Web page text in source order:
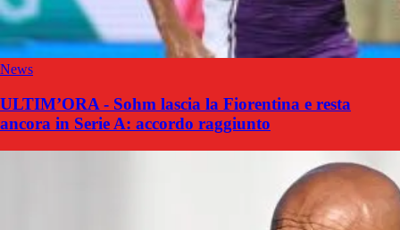
News
ULTIM’ORA - Sohm lascia la Fiorentina e resta
ancora in Serie A: accordo raggiunto